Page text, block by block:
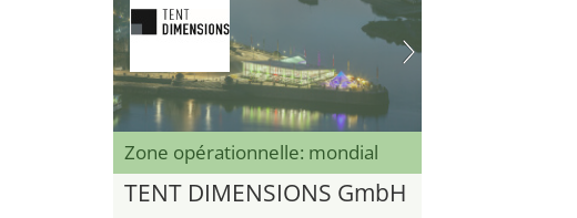
Zone opérationnelle: mondial
TENT DIMENSIONS GmbH